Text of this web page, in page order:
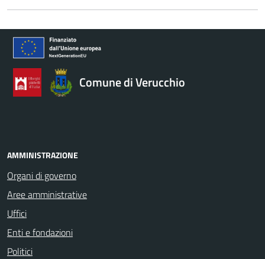
Comune di Verucchio
AMMINISTRAZIONE
Organi di governo
Aree amministrative
Uffici
Enti e fondazioni
Politici